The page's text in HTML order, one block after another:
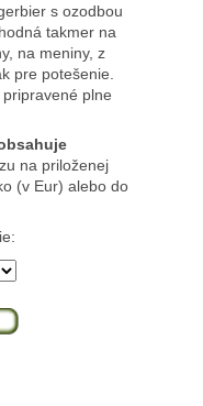
s ozodbou
takmer na
na meniny, z
pre potešenie.
plne
na priloženej
(v Eur) alebo do